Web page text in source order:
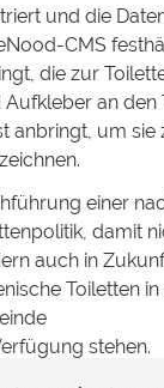
und die
CMS
die zur
Aufkleber an den
anbringt, um sie
einer
damit
auch in
Toiletten
stehen.